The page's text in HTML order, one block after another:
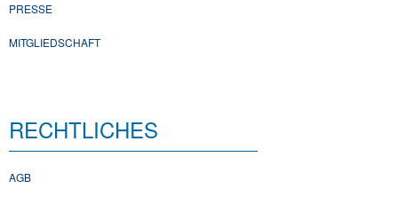
PRESSE
MITGLIEDSCHAFT
RECHTLICHES
AGB